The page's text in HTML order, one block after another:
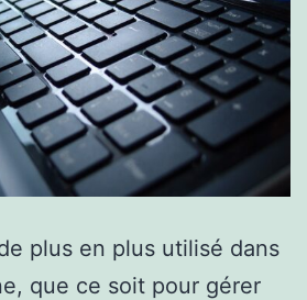
plus en plus utilisé dans
que ce soit pour gérer